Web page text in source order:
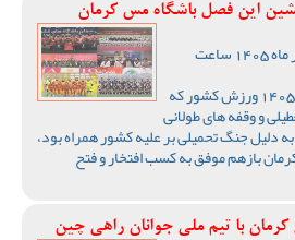
این فصل باشگاه مس کرمان
چهارشنبه 24 تیر ماه 1405 ساعت
در فصل 1404-1405 ورزش کشور که
و وقفه های طولانی
دلیل جنگ تحمیلی بر علیه کشور همراه بود،
بازهم موفق به کسب افتخار و فتح
با تیم ملی جوانان راهی چین